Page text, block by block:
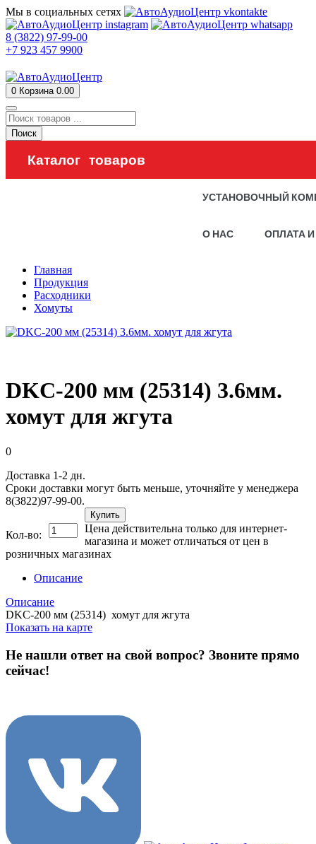
Мы в социальных сетях
8 (3822) 97-99-00
+7 923 457 9900
0 Корзина 0.00
Поиск
Каталог товаров
УСТАНОВОЧНЫЙ
О НАС ОПЛАТА
Главная
Продукция
Расходники
Хомуты
DKC-200 мм (25314) 3.6мм.
хомут для жгута
0
Доставка 1-2 дн.
Сроки доставки могут быть меньше, уточняйте у менеджера
8(3822)97-99-00.
Кол-во:
Купить
Цена действительна только для интернет-
магазина и может отличаться от цен в
розничных магазинах
Описание
Описание
DKC-200 мм (25314) хомут для жгута
Показать на карте
Не нашли ответ на свой вопрос? Звоните прямо
сейчас!